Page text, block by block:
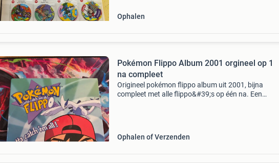
Ophalen
Pokémon Flippo Album 2001 orgineel op 1
na compleet
Origineel pokémon flippo album uit 2001, bijna
compleet met alle flippo&#39;s op één na. Een
Ophalen of Verzenden